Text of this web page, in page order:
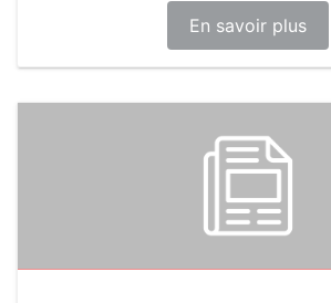
En savoir plus